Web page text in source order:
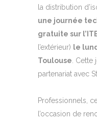
la distribution
une journée
gratuite sur
l’extérieur) le
Toulouse .
partenariat avec
Professionnels,
l’occasion de